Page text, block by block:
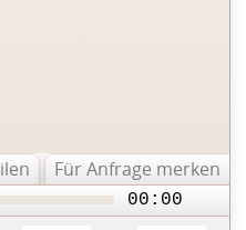
Für Anfrage merken
00:00